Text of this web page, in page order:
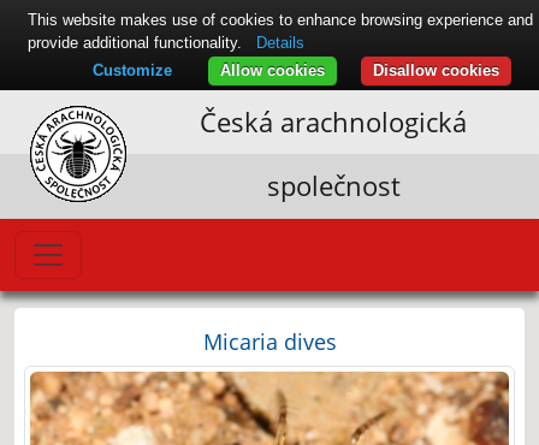
Česká arachnologická
společnost
Micaria dives
This website makes use of cookies to enhance browsing experience and
provide additional functionality.
Details
Disallow cookies
Allow cookies
Customize